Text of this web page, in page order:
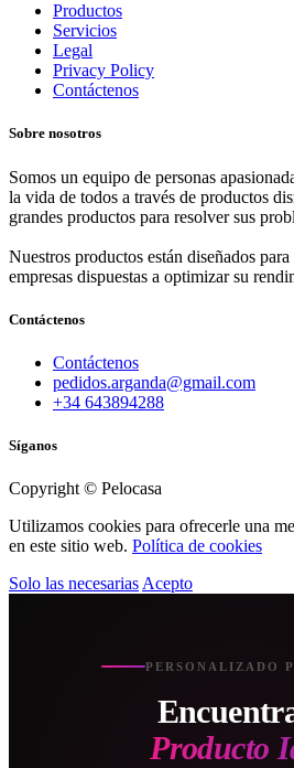
Productos
Servicios
Legal
Privacy Policy
Contáctenos
Sobre nosotros
Somos un equipo de personas
la vida de todos a través de productos
grandes productos para resolver sus
Nuestros productos están diseñados
empresas dispuestas a optimizar su
Contáctenos
Contáctenos
pedidos.arganda@gmail.com
+34 643894288
Síganos
Copyright © Pelocasa
Utilizamos cookies para ofrecerle una
en este sitio web. Política de cookies
Solo las necesarias Acepto
PERSONALIZADO
Producto